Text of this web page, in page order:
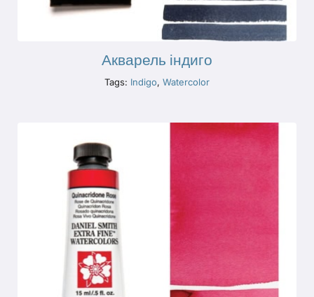
Акварель індиго
Tags: Indigo, Watercolor